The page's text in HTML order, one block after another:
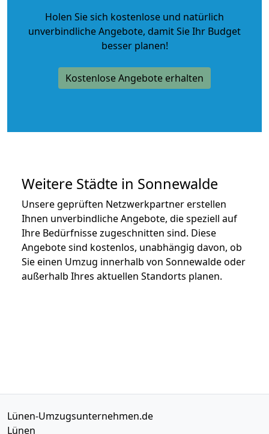
Holen Sie sich kostenlose und natürlich
unverbindliche Angebote, damit Sie Ihr Budget
besser planen!
Kostenlose Angebote erhalten
Weitere Städte in Sonnewalde
Unsere geprüften Netzwerkpartner erstellen
Ihnen unverbindliche Angebote, die speziell auf
Ihre Bedürfnisse zugeschnitten sind. Diese
Angebote sind kostenlos, unabhängig davon, ob
Sie einen Umzug innerhalb von Sonnewalde oder
außerhalb Ihres aktuellen Standorts planen.
Lünen-Umzugsunternehmen.de
Lünen